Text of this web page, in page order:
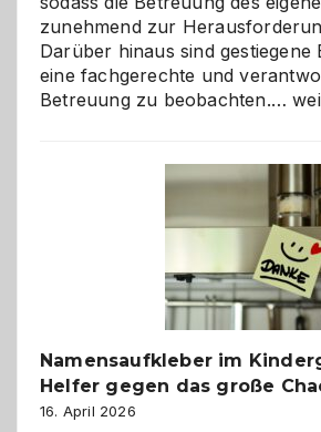
zunehmend zur
Darüber hinaus sind gestiegene
eine fachgerechte und
Betreuung zu beobachten.…
ist
die
Namensaufkleber im
Helfer gegen das große
16. April 2026